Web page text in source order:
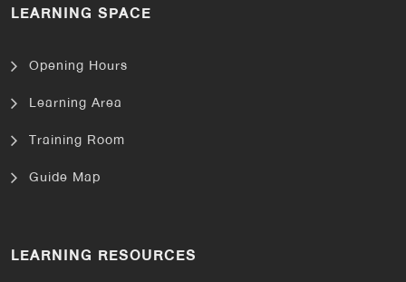
LEARNING SPACE
Opening Hours
Learning Area
Training Room
Guide Map
LEARNING RESOURCES